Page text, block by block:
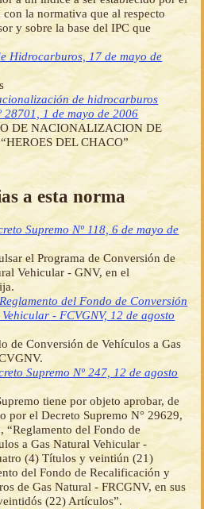
la normativa que al respecto
y sobre la base del IPC que
Hidrocarburos, 17 de mayo de
de hidrocarburos
28701, 1 de mayo de 2006
DE NACIONALIZACION DE
DEL CHACO”
a esta norma
Supremo Nº 118, 6 de mayo de
el Programa de Conversión de
Vehicular - GNV, en el
del Fondo de Conversión
- FCVGNV, 12 de agosto
de Conversión de Vehículos a Gas
Supremo Nº 247, 12 de agosto
tiene por objeto aprobar, de
por el Decreto Supremo N° 29629,
“Reglamento del Fondo de
a Gas Natural Vehicular -
(4) Títulos y veintiún (21)
del Fondo de Recalificación y
de Gas Natural - FRCGNV, en sus
(22) Artículos”.